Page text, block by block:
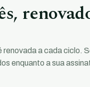
renovada a cada ciclo.
enquanto a sua